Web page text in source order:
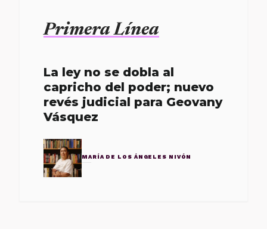
Primera Línea
La ley no se dobla al
capricho del poder; nuevo
revés judicial para Geovany
Vásquez
MARÍA DE LOS ÁNGELES NIVÓN